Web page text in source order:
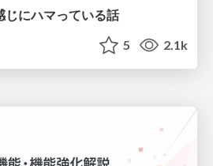
じにハマっている話
5 2.1k